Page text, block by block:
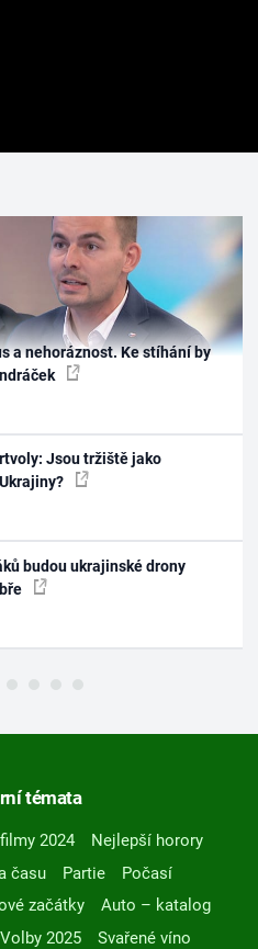
a nehoráznost. Ke stíhání by
Jsou tržiště jako
budou ukrajinské drony
témata
2024
Nejlepší horory
času Partie
Počasí
začátky
Auto – katalog
Volby 2025
Svařené víno